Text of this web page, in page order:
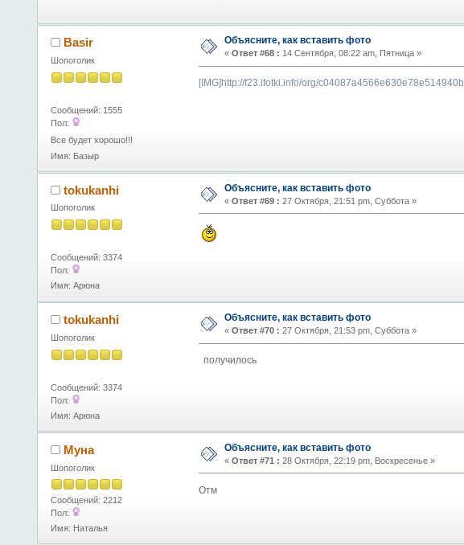
Basir
Шопоголик
Сообщений: 1555
Пол:
Все будет хорошо!!!
Имя: Базыр
Объясните, как вставить фото
« Ответ #68 : 14 Сентября, 08:22 am, Пятница »
[IMG]http://f23.ifotki.info/org/
tokukanhi
Шопоголик
Сообщений: 3374
Пол:
Имя: Арюна
Объясните, как вставить фото
« Ответ #69 : 27 Октября, 21:51 pm, Суббота »
tokukanhi
Шопоголик
Сообщений: 3374
Пол:
Имя: Арюна
Объясните, как вставить фото
« Ответ #70 : 27 Октября, 21:53 pm, Суббота »
получилось
Муна
Шопоголик
Сообщений: 2212
Пол:
Имя: Наталья
Объясните, как вставить фото
« Ответ #71 : 28 Октября, 22:19 pm, Воскресенье »
Отм